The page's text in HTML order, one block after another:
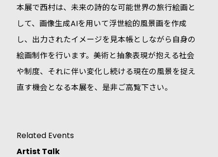
本展で西村は、未来の詩的な可能世界の旅行絵画と
して、画像生成AIを用いて浮世絵的風景画を作成
し、出力されたイメージを見本帳としながら自身の
絵画制作を行います。美術と抽象表現が抱える社会
や制度、それに伴い変化し続ける現在の風景を捉え
直す機会となる本展を、是非ご高覧下さい。
Related Events
Artist Talk